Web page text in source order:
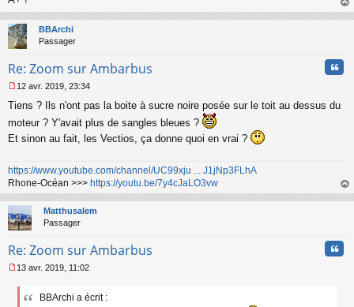
u
au
BBArchi
Passager
Re: Zoom sur Ambarbus
e
a
e
n
o
n
l
u
12 avr. 2019, 23:34
Tiens ? Ils n'ont pas la boite à sucre noire posée sur le toit au dessus du
moteur ? Y'avait plus de sangles bleues ?
Et sinon au fait, les Vectios, ça donne quoi en vrai ?
https://www.youtube.com/channel/UC99xju ... J1jNp3FLhA
Rhone-Océan >>> https://youtu.be/7y4cJaLO3vw
au
Matthusalem
Passager
Re: Zoom sur Ambarbus
e
13 avr. 2019, 11:02
BBArchi a écrit :